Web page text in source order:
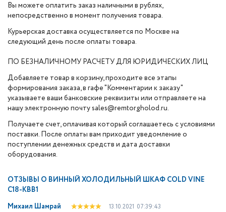
Вы можете оплатить заказ наличными в рублях,
непосредственно в момент получения товара.
Курьерская доставка осуществляется по Москве на
следующий день после оплаты товара.
ПО БЕЗНАЛИЧНОМУ РАСЧЕТУ ДЛЯ ЮРИДИЧЕСКИХ ЛИЦ
Добавляете товар в корзину, проходите все этапы
формирования заказа, в гафе "Комментарии к заказу"
указываете ваши банковские реквизиты или отправляете на
нашу электронную почту sales@remtorgholod.ru.
Получаете счет, оплачивая который соглашаетесь с условиями
поставки. После оплаты вам приходит уведомление о
поступлении денежных средств и дата доставки
оборудования.
ОТЗЫВЫ О ВИННЫЙ ХОЛОДИЛЬНЫЙ ШКАФ COLD VINE
C18-KBB1
Михаил Шамрай
13.10.2021 07:39:43